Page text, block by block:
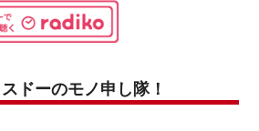
ドーのモノ申し隊！